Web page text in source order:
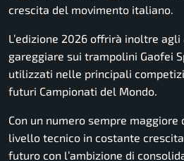
crescita del movimento italiano.
L’edizione 2026 offrirà inoltre
gareggiare sui trampolini Gaofei
utilizzati nelle principali
futuri Campionati del Mondo.
Con un numero sempre
livello tecnico in costante
futuro con l’ambizione di